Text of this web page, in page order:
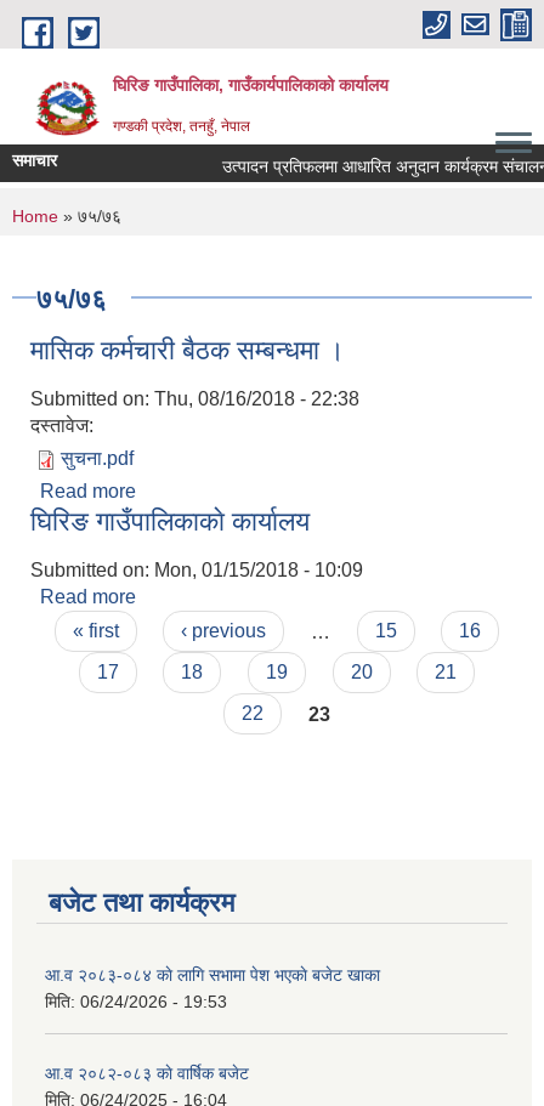
Skip to main content
घिरिङ गाउँपालिका, गाउँकार्यपालिकाको कार्यालय
गण्डकी प्रदेश, तनहुँ, नेपाल
समाचार उत्पादन प्रतिफलमा आधारित अनुदान कार्यक्रम
You are here
Home » ७५/७६
७५/७६
मासिक कर्मचारी बैठक सम्बन्धमा ।
Submitted on: Thu, 08/16/2018 - 22:38
दस्तावेज:
सुचना.pdf
Read more
घिरिङ गाउँपालिकाकाे कार्यालय
Submitted on: Mon, 01/15/2018 - 10:09
Read more
Pages
« first ‹ previous 15
16
17
18 19 20
21
22
23
बजेट तथा कार्यक्रम
आ.व २०८३-०८४ काे लागि सभामा पेश भएकाे बजेट खाका
मिति: 06/24/2026 - 19:53
आ.व २०८२-०८३ काे वार्षिक बजेट
मिति: 06/24/2025 - 16:04